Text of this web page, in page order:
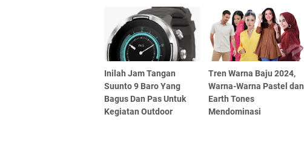
Inilah Jam Tangan
Suunto 9 Baro Yang
Bagus Dan Pas Untuk
Kegiatan Outdoor
Tren Warna Baju 2024,
Warna-Warna Pastel dan
Earth Tones
Mendominasi